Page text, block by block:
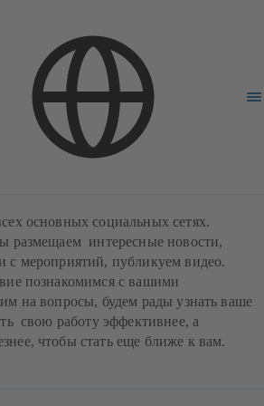
сетях
основных социальных сетях.
размещаем интересные новости,
с мероприятий, публикуем видео.
познакомимся с вашими
на вопросы, будем рады узнать ваше
свою работу эффективнее, а
чтобы стать еще ближе к вам.